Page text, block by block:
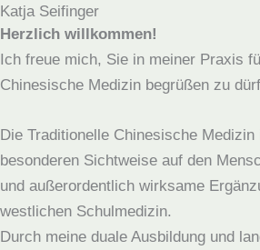
Katja Seifinger
Herzlich willkommen!
Ich freue mich, Sie in meiner Praxis
Chinesische Medizin begrüßen zu
Die Traditionelle Chinesische
besonderen Sichtweise auf den
und außerordentlich wirksame
westlichen Schulmedizin.
Durch meine duale Ausbildung und